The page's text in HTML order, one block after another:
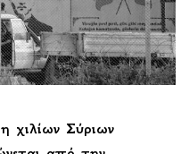
χιλίων Σύριων